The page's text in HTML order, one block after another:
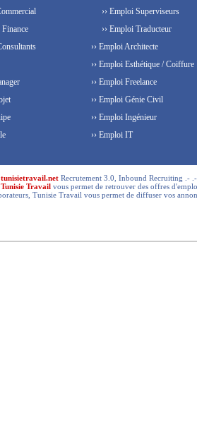
Finance
›› Emploi Superviseurs
›› Emploi Traducteur
›› Emploi Architecte
›› Emploi Esthétique / Coiffure
›› Emploi Freelance
›› Emploi Génie Civil
›› Emploi Ingénieur
›› Emploi IT
tunisietravail.net Recrutement 3.0, Inbound Recruiting .-
Tunisie Travail vous permet de retrouver des offres
Tunisie Travail vous permet de diffuser vos